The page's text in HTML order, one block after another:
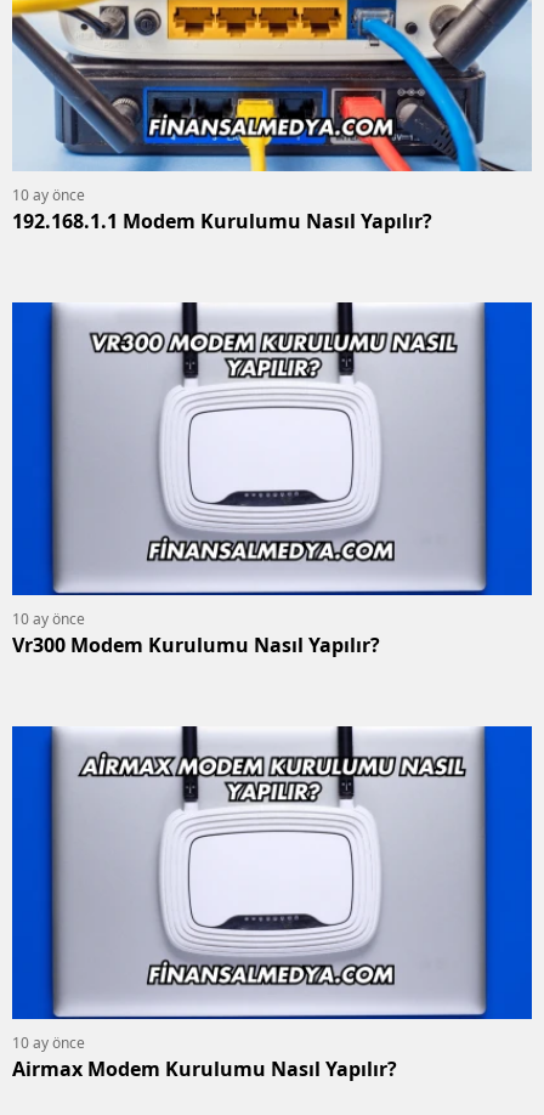
10 ay önce
192.168.1.1 Modem Kurulumu Nasıl Yapılır?
10 ay önce
Vr300 Modem Kurulumu Nasıl Yapılır?
10 ay önce
Airmax Modem Kurulumu Nasıl Yapılır?